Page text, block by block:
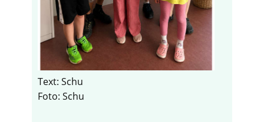
Text: Schu
Foto: Schu